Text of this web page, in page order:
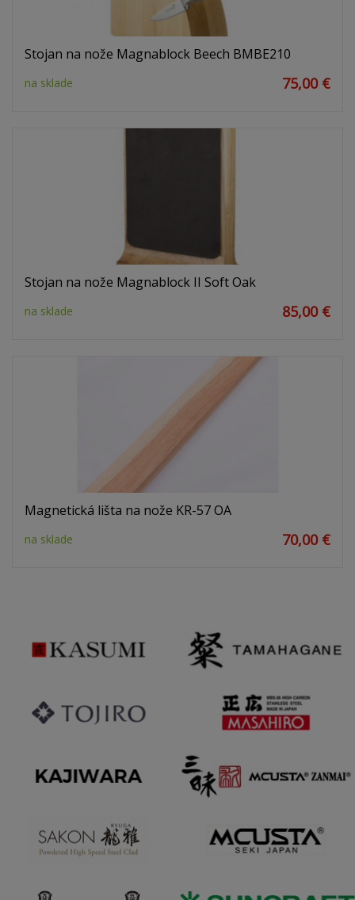
Stojan na nože Magnablock Beech BMBE210
na sklade 75,00 €
Stojan na nože Magnablock II Soft Oak
na sklade 85,00 €
Magnetická lišta na nože KR-57 OA
na sklade 70,00 €